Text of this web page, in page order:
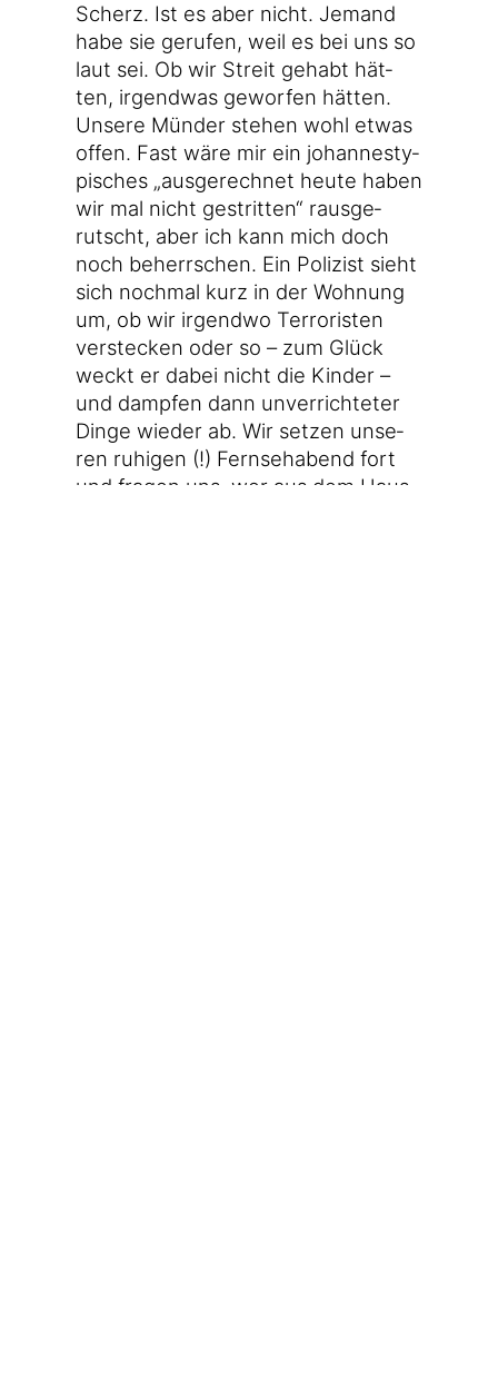
Scherz. Ist es aber nicht. Jemand
habe sie geru­fen, weil es bei uns so
laut sei. Ob wir Streit gehabt hät­
ten, irgend­was gewor­fen hät­ten.
Unse­re Mün­der ste­hen wohl etwas
offen. Fast wäre mir ein johan­nes­ty­
pi­sches „aus­ge­rech­net heu­te haben
wir mal nicht gestrit­ten“ raus­ge­
rutscht, aber ich kann mich doch
noch beherr­schen. Ein Poli­zist sieht
sich noch­mal kurz in der Woh­nung
um, ob wir irgend­wo Ter­ro­ris­ten
ver­ste­cken oder so – zum Glück
weckt er dabei nicht die Kin­der –
und damp­fen dann unver­rich­te­ter
Din­ge wie­der ab. Wir set­zen unse­
ren ruhi­gen (!) Fern­seh­abend fort
und fra­gen uns, wer aus dem Haus